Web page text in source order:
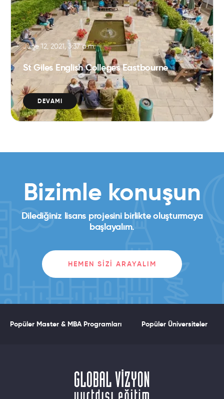
June 12, 2021, 3:37 a.m.
St Giles English Colleges Eastbourne
DEVAMI
Bizimle konuşun
Dilediğiniz lisans projesini birlikte oluşturmaya
başlayalım.
HEMEN SIZI ARAYALIM
Popüler Master & MBA Programları Popüler Üniversiteler